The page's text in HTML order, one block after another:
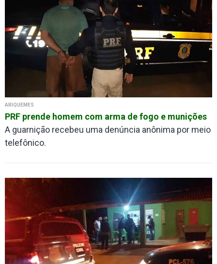
ARIQUEMES
PRF prende homem com arma de fogo e munições
A guarnição recebeu uma denúncia anônima por meio
telefônico.